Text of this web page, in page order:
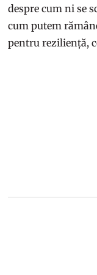
despre cum ni se
cum putem
pentru reziliență,